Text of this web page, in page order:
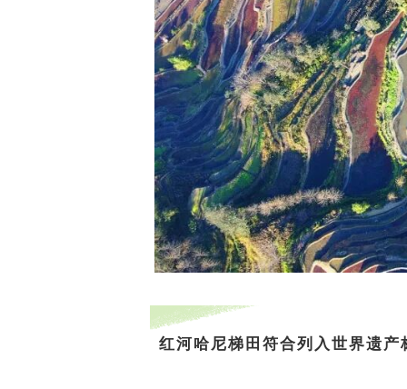
红河哈尼梯田符合列入世界